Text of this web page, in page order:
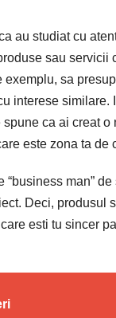
au studiat cu
sau servicii
sa
interese similare.
ca ai creat o
este zona ta
man”
Deci, produsul
esti tu sincer